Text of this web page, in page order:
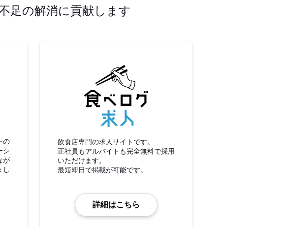
足の解消に貢献します
の
シ
が
し
飲食店専門の求人サイトです。
正社員もアルバイトも完全無料で採用
いただけます。
最短即日で掲載が可能です。
詳細はこちら